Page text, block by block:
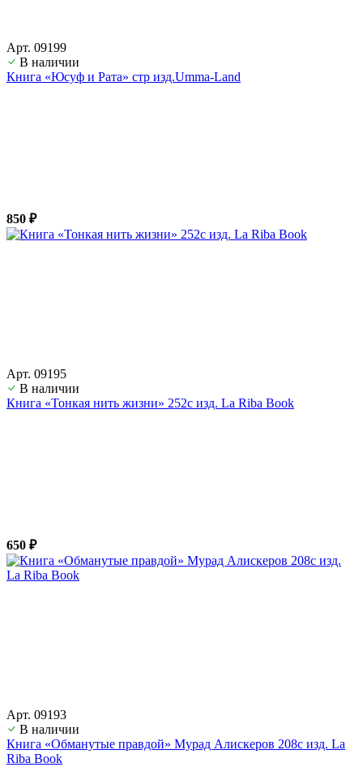
Арт. 09199
В наличии
Книга «Юсуф и Рата» стр изд.Umma-Land
850 ₽
Арт. 09195
В наличии
Книга «Тонкая нить жизни» 252с изд. La Riba Book
650 ₽
Арт. 09193
В наличии
Книга «Обманутые правдой» Мурад Алискеров 208с изд. La
Riba Book